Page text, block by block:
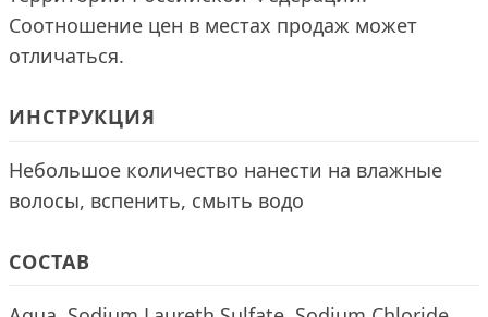
Соотношение цен в местах продаж может
отличаться.
ИНСТРУКЦИЯ
Небольшое количество нанести на влажные
волосы, вспенить, смыть водо
СОСТАВ